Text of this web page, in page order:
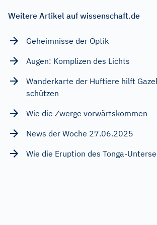
Weitere Artikel auf wissenschaft.de
Geheimnisse der Optik
Augen: Komplizen des Lichts
Wanderkarte der Huftiere hilft
schützen
Wie die Zwerge vorwärtskommen
News der Woche 27.06.2025
Wie die Eruption des Tonga-